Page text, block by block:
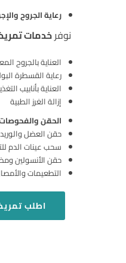
رعاية الجروح
نوفرخدمات
العناية بالجروح
رعاية القسطرة
العناية بأنابيب
إزالة الغرز الطبية
الحقن
حقن العضل
سحب عينات الدم
حقن الأنسولين
التطعيمات
اطلب